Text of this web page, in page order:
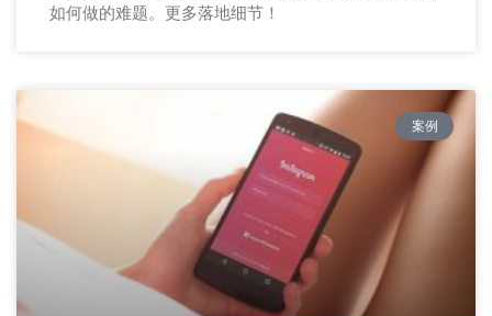
如何做的难题。更多落地细节！
案例